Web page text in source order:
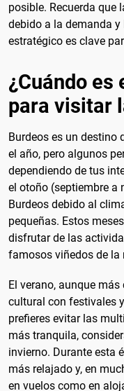
posible. Recuerda que
debido a la demanda
estratégico es clave
¿Cuándo
para visitar
Burdeos es un destino
el año, pero algunos
dependiendo de tus
el otoño (septiembre a
Burdeos debido al
pequeñas. Estos
disfrutar de las
famosos viñedos de la
El verano, aunque
cultural con festivales
prefieres evitar las
más tranquila,
invierno. Durante esta
más relajado y, en
en vuelos como en